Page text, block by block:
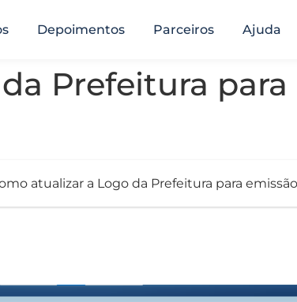
Depoimentos Parceiros Ajuda
Prefeitura para
atualizar a Logo da Prefeitura para